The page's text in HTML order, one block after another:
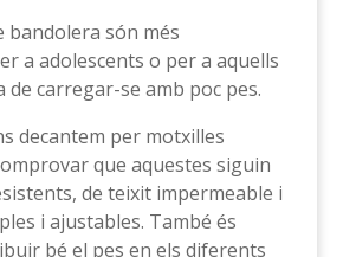
bandolera són més
a adolescents o per a aquells
de carregar-se amb poc pes.
decantem per motxilles
que aquestes siguin
de teixit impermeable i
i ajustables. També és
bé el pes en els diferents